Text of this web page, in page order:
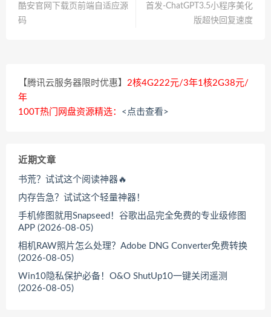
酷安官网下载页前端自适应源
码
首发-ChatGPT3.5小程序美化
版超快回复速度
【腾讯云服务器限时优惠】 2核4G222元/3年1核2G38元/
年
100T热门网盘资源精选： <点击查看>
近期文章
书荒？试试这个阅读神器🔥
内存告急？试试这个轻量神器！
手机修图就用Snapseed！谷歌出品完全免费的专业级修图
APP (2026-08-05)
相机RAW照片怎么处理？Adobe DNG Converter免费转换
(2026-08-05)
Win10隐私保护必备！O&O ShutUp10一键关闭遥测
(2026-08-05)